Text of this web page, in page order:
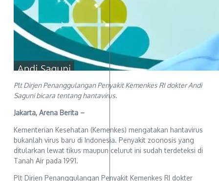
Plt Dirjen Penanggulangan Penyakit Kemenkes RI dokter Andi
Saguni bicara tentang hantavirus.
Jakarta, Arena Berita –
Kementerian Kesehatan (Kemenkes) mengatakan hantavirus
bukanlah virus baru di Indonesia. Penyakit zoonosis yang
ditularkan lewat tikus maupun celurut ini sudah terdeteksi di
Tanah Air pada 1991.
Plt Dirjen Penanggulangan Penyakit Kemenkes RI dokter